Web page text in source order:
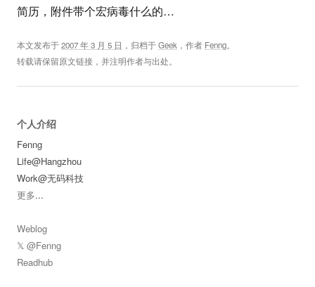
简历，附件带个宏病毒什么的…
本文发布于2007 年 3 月 5 日 ，归档于Geek ，作者 Fenng。
转载请保留原文链接，并注明作者与出处。
个人介绍
Fenng
Life@Hangzhou
Work@无码科技
更多...
Weblog
𝕏 @Fenng
Readhub